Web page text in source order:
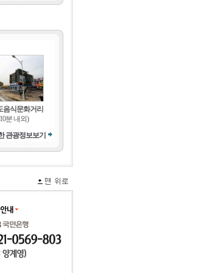
음식문화거리
분 내외)
관광정보보기